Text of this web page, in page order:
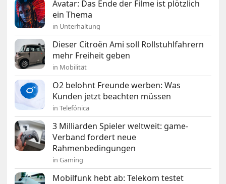
Avatar: Das Ende der Filme ist plötzlich
ein Thema
in Unterhaltung
Dieser Citroën Ami soll Rollstuhlfahrern
mehr Freiheit geben
in Mobilität
O2 belohnt Freunde werben: Was
Kunden jetzt beachten müssen
in Telefónica
3 Milliarden Spieler weltweit: game-
Verband fordert neue
Rahmenbedingungen
in Gaming
Mobilfunk hebt ab: Telekom testet